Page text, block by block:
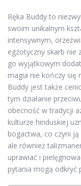
Ręka Buddy to
swoim unikalnym
intensywnym,
egzotyczny skarb nie
go wyjątkowym
magia nie kończy się
Buddy jest także
tym działanie
obecność w tradycji
kulturze hinduskiej
bogactwa, co czyni
ale również
uprawiać i
pytania mogą odkryć